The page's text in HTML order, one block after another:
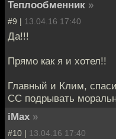
Теплообменник »
#9 | 13.04.16 17:40
Да!!!
Прямо как я и хотел!!
Главный и Клим,
СС подрывать
iMax »
#10 | 13.04.16 17:40